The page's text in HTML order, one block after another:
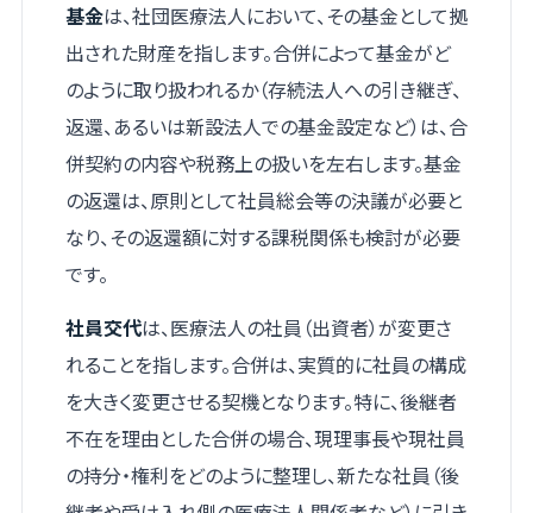
基金は、社団医療法人において、その基金として拠
出された財産を指します。合併によって基金がど
のように取り扱われるか（存続法人への引き継ぎ、
返還、あるいは新設法人での基金設定など）は、合
併契約の内容や税務上の扱いを左右します。基金
の返還は、原則として社員総会等の決議が必要と
なり、その返還額に対する課税関係も検討が必要
です。
社員交代は、医療法人の社員（出資者）が変更さ
れることを指します。合併は、実質的に社員の構成
を大きく変更させる契機となります。特に、後継者
不在を理由とした合併の場合、現理事長や現社員
の持分・権利をどのように整理し、新たな社員（後